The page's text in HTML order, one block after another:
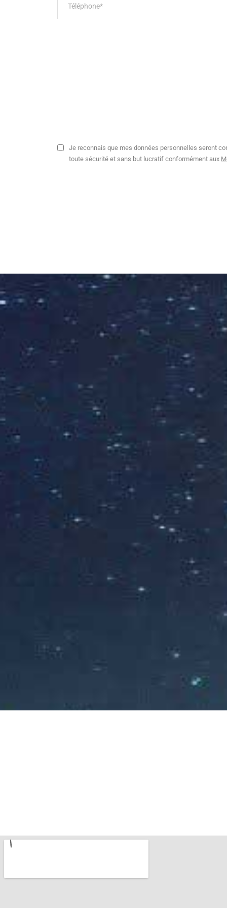
Je reconnais que mes données personnelles seront
toute sécurité et sans but lucratif conformément aux